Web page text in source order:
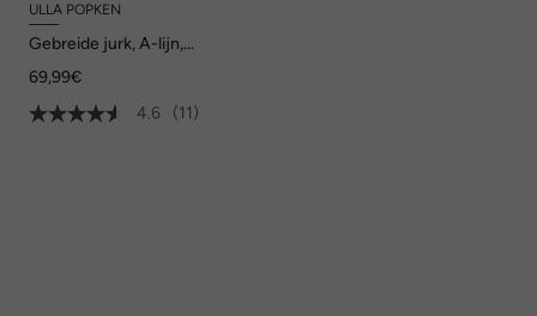
ULLA POPKEN
Gebreide jurk, A-lijn,
troyerkraag, lange mouwen
69,99€
4.6
(11)